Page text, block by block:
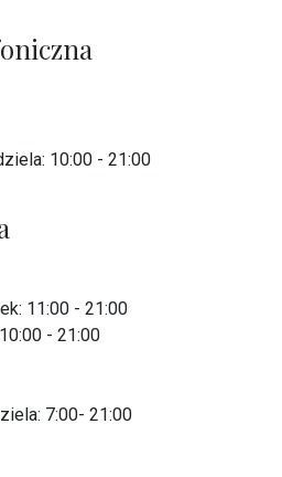
10:00 - 21:00
11:00 - 21:00
- 21:00
7:00- 21:00